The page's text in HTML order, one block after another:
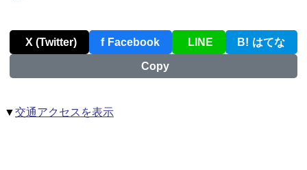
X (Twitter) f Facebook LINE B! はてな
Copy
▼交通アクセスを表示